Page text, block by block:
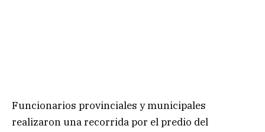
Funcionarios provinciales y municipales
realizaron una recorrida por el predio del